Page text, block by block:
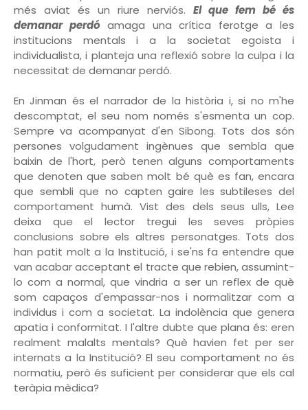
més aviat és un riure nerviós. El que fem bé és
demanar perdó amaga una crítica ferotge a les
institucions mentals i a la societat egoista i
individualista, i planteja una reflexió sobre la culpa i la
necessitat de demanar perdó.
En Jinman és el narrador de la història i, si no m'he
descomptat, el seu nom només s'esmenta un cop.
Sempre va acompanyat d'en Sibong. Tots dos són
persones volgudament ingènues que sembla que
baixin de l'hort, però tenen alguns comportaments
que denoten que saben molt bé què es fan, encara
que sembli que no capten gaire les subtileses del
comportament humà. Vist des dels seus ulls, Lee
deixa que el lector tregui les seves pròpies
conclusions sobre els altres personatges. Tots dos
han patit molt a la Institució, i se'ns fa entendre que
van acabar acceptant el tracte que rebien, assumint-
lo com a normal, que vindria a ser un reflex de què
som capaços d'empassar-nos i normalitzar com a
individus i com a societat. La indolència que genera
apatia i conformitat. I l'altre dubte que plana és: eren
realment malalts mentals? Què havien fet per ser
internats a la Institució? El seu comportament no és
normatiu, però és suficient per considerar que els cal
teràpia mèdica?